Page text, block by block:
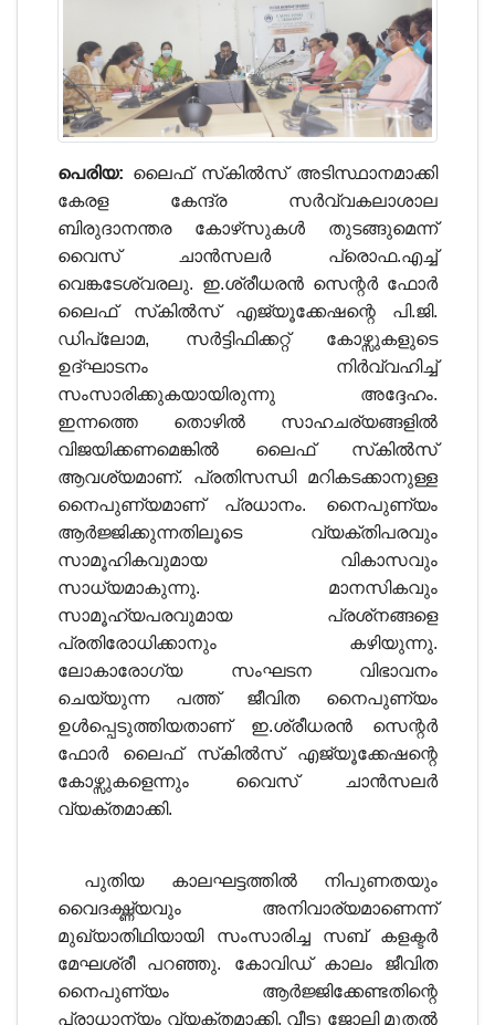
പെരിയ: ലൈഫ് സ്‌കില്‍സ് അടിസ്ഥാനമാക്കി
കേരള കേന്ദ്ര സര്‍വ്വകലാശാല
ബിരുദാനന്തര കോഴ്‌സുകള്‍ തുടങ്ങുമെന്ന്
വൈസ് ചാന്‍സലര്‍ പ്രൊഫ.എച്ച്
വെങ്കടേശ്വരലു. ഇ.ശ്രീധരന്‍ സെന്റര്‍ ഫോര്‍
ലൈഫ് സ്‌കില്‍സ് എജ്യൂക്കേഷന്റെ പി.ജി.
ഡിപ്ലോമ, സര്‍ട്ടിഫിക്കറ്റ് കോഴ്സുകളുടെ
ഉദ്ഘാടനം നിര്‍വ്വഹിച്ച്
സംസാരിക്കുകയായിരുന്നു അദ്ദേഹം.
ഇന്നത്തെ തൊഴില്‍ സാഹചര്യങ്ങളില്‍
വിജയിക്കണമെങ്കില്‍ ലൈഫ് സ്‌കില്‍സ്
ആവശ്യമാണ്. പ്രതിസന്ധി മറികടക്കാനുള്ള
നൈപുണ്യമാണ് പ്രധാനം. നൈപുണ്യം
ആര്‍ജ്ജിക്കുന്നതിലൂടെ വ്യക്തിപരവും
സാമൂഹികവുമായ വികാസവും
സാധ്യമാകുന്നു. മാനസികവും
സാമൂഹ്യപരവുമായ പ്രശ്‌നങ്ങളെ
പ്രതിരോധിക്കാനും കഴിയുന്നു.
ലോകാരോഗ്യ സംഘടന വിഭാവനം
ചെയ്യുന്ന പത്ത് ജീവിത നൈപുണ്യം
ഉള്‍പ്പെടുത്തിയതാണ് ഇ.ശ്രീധരന്‍ സെന്റര്‍
ഫോര്‍ ലൈഫ് സ്‌കില്‍സ് എജ്യൂക്കേഷന്റെ
കോഴ്സുകളെന്നും വൈസ് ചാന്‍സലര്‍
വ്യക്തമാക്കി.
പുതിയ കാലഘട്ടത്തില്‍ നിപുണതയും
വൈദഗ്ദ്ധ്യവും അനിവാര്യമാണെന്ന്
മുഖ്യാതിഥിയായി സംസാരിച്ച സബ് കളക്ടര്‍
മേഘശ്രീ പറഞ്ഞു. കോവിഡ് കാലം ജീവിത
നൈപുണ്യം ആര്‍ജ്ജിക്കേണ്ടതിന്റെ
പ്രാധാന്യം വ്യക്തമാക്കി. വീട്ടു ജോലി മുതല്‍